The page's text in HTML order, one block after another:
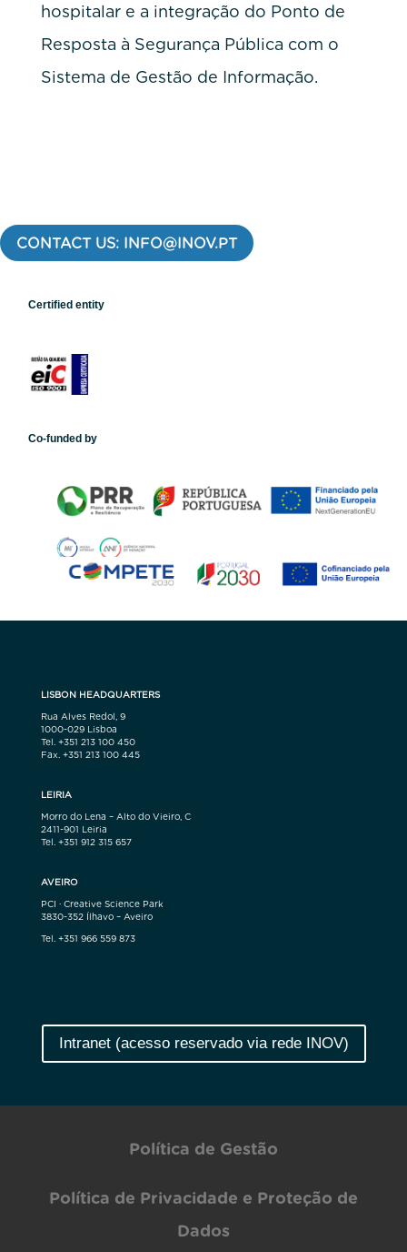
hospitalar e a integração do Ponto de
Resposta à Segurança Pública com o
Sistema de Gestão de Informação.
CONTACT US: INFO@INOV.PT
Certified entity
Co-funded by
LISBON HEADQUARTERS
Rua Alves Redol, 9
1000-029 Lisboa
Tel. +351 213 100 450
Fax. +351 213 100 445
LEIRIA
Morro do Lena – Alto do Vieiro, C
2411-901 Leiria
Tel. +351 912 315 657
AVEIRO
PCI · Creative Science Park
3830-352 Ílhavo – Aveiro
Tel. +351 966 559 873
Intranet (acesso reservado via rede INOV)
Política de Gestão
Política de Privacidade e Proteção de
Dados